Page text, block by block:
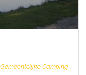
Gemeentelijke Camping